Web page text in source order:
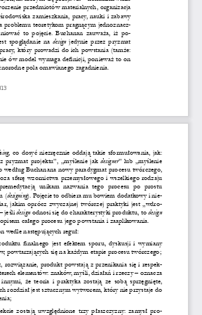
przedmiotów materialnych, organizacja
zamieszkania, pracy, nauki i zabawy
problemu teoretykom pragnącym jednoznacz-
to  pojęcie.  Buchanan  zauważa,  iż  po-
spoglądanie na design jedynie przez pryzmat
który prowadzi do ich powstania (tamże:
ów model wymaga definicji, ponieważ to on
pola omawianego zagadnienia.
, co dosyć niezręcznie oddają takie sformułowania, jak:
pryzmat projektu”, „myślenie jak designer” lub „myślenie
według Buchanana nowy paradygmat procesu twórczego,
sferę wzornictwa przemysłowego i wszelkiego rodzaju
premedytacją  unikam  nazwania  tego  procesu  po  prostu
(designing). Pojęcie to odbiera mu bowiem dodatkowy i nie-
jakim oprócz zwyczajnej twórczej praktyki jest „wdro-
jeśli design odnosi się do charakterystyki produktu, to design
całego procesu jego powstania i zaaplikowania.
wedle następujących reguł:
finalnego jest efektem sporu, dyskusji i wymiany
powtarzających się na każdym etapie procesu twórczego;
rozwiązanie, produkt powstają z przenikania się i respek-
elementów: znaków, myśli, działań i rzeczy – oznacza
że teoria i praktyka zostają ze sobą sprzęgnięte,
rozdział jest sztucznym wytworem, który nie przystaje do
zostają uwzględnione trzy płaszczyzny: zamysł pro-